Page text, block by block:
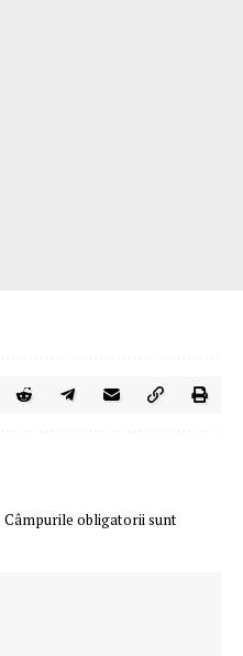
Câmpurile obligatorii sunt